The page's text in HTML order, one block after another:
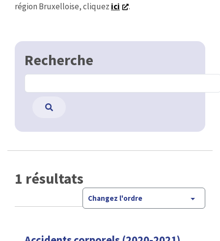
région Bruxelloise, cliquez ici .
Recherche
1 résultats
Changez l'ordre